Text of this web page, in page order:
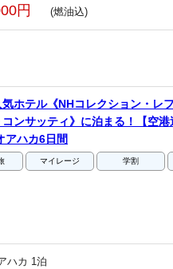
円 (燃油込)
ホテル《NHコレクション・レ
ンサッティ》に泊まる！【空港
アハカ6日間
マイレージ 学割
ハカ 1泊